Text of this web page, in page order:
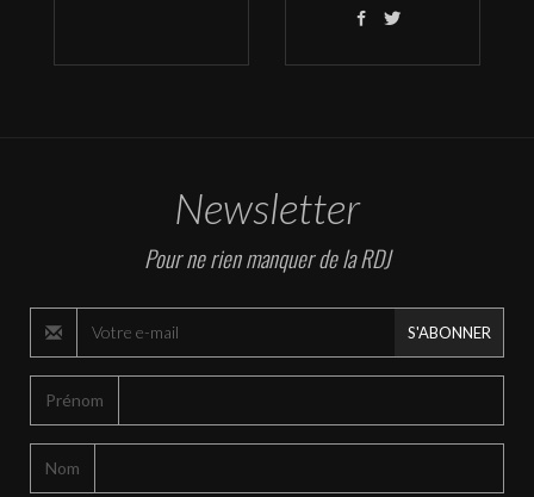
 
Newsletter
Pour ne rien manquer de la RDJ
S'ABONNER
Prénom
Nom